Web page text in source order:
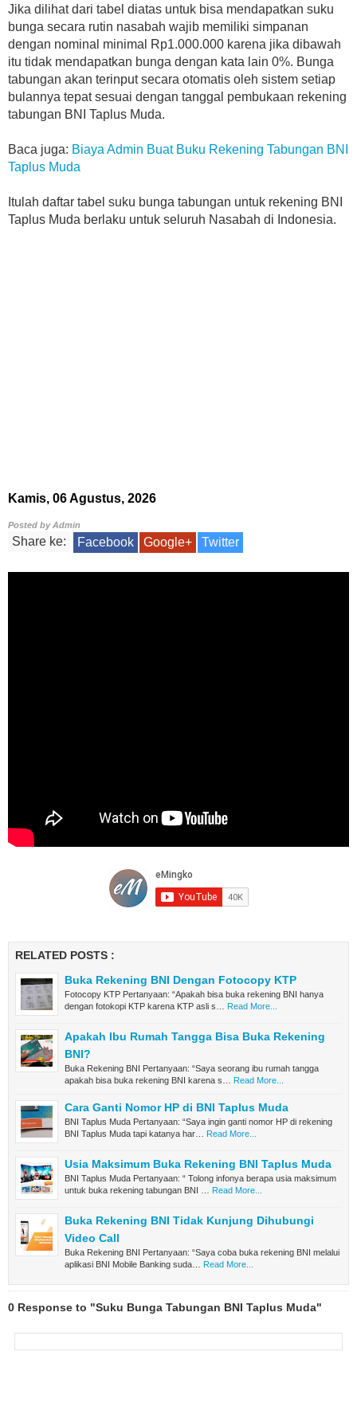
Jika dilihat dari tabel diatas untuk bisa mendapatkan suku
bunga secara rutin nasabah wajib memiliki simpanan
dengan nominal minimal Rp1.000.000 karena jika dibawah
itu tidak mendapatkan bunga dengan kata lain 0%. Bunga
tabungan akan terinput secara otomatis oleh sistem setiap
bulannya tepat sesuai dengan tanggal pembukaan rekening
tabungan BNI Taplus Muda.
Baca juga: Biaya Admin Buat Buku Rekening Tabungan BNI
Taplus Muda
Itulah daftar tabel suku bunga tabungan untuk rekening BNI
Taplus Muda berlaku untuk seluruh Nasabah di Indonesia.
Kamis, 06 Agustus, 2026
Posted byAdmin
Share ke: Facebook Google+ Twitter
RELATED POSTS :
Buka Rekening BNI Dengan Fotocopy KTP
Fotocopy KTP Pertanyaan: “Apakah bisa buka rekening BNI hanya
dengan fotokopi KTP karena KTP asli s…
Read More...
Apakah Ibu Rumah Tangga Bisa Buka Rekening
BNI?
Buka Rekening BNI Pertanyaan: “Saya seorang ibu rumah tangga
apakah bisa buka rekening BNI karena s…
Read More...
Cara Ganti Nomor HP di BNI Taplus Muda
BNI Taplus Muda Pertanyaan: “Saya ingin ganti nomor HP di rekening
BNI Taplus Muda tapi katanya har…
Read More...
Usia Maksimum Buka Rekening BNI Taplus Muda
BNI Taplus Muda Pertanyaan: “ Tolong infonya berapa usia maksimum
untuk buka rekening tabungan BNI …
Read More...
Buka Rekening BNI Tidak Kunjung Dihubungi
Video Call
Buka Rekening BNI Pertanyaan: “Saya coba buka rekening BNI melalui
aplikasi BNI Mobile Banking suda…
Read More...
0 Response to "Suku Bunga Tabungan BNI Taplus Muda"